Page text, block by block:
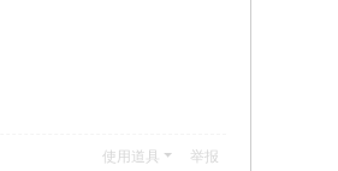
使用道具 举报